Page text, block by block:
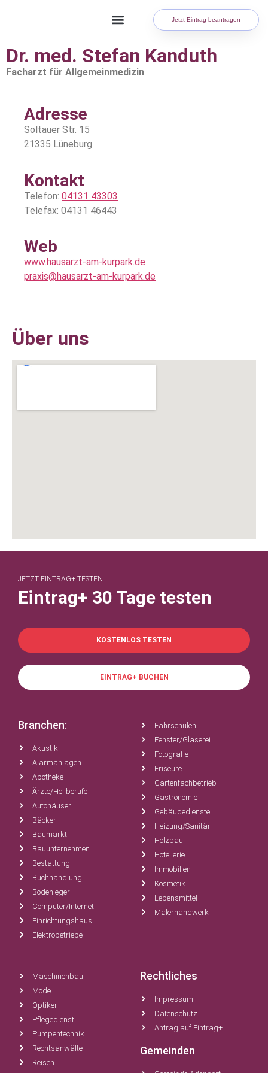
Jetzt Eintrag beantragen
Dr. med. Stefan Kanduth
Facharzt für Allgemeinmedizin
Adresse
Soltauer Str. 15
21335 Lüneburg
Kontakt
Telefon: 04131 43303
Telefax: 04131 46443
Web
www.hausarzt-am-kurpark.de
praxis@hausarzt-am-kurpark.de
Über uns
JETZT EINTRAG+ TESTEN
Eintrag+ 30 Tage testen
KOSTENLOS TESTEN
EINTRAG+ BUCHEN
Branchen:
Akustik
Alarmanlagen
Apotheke
Ärzte/Heilberufe
Autohäuser
Bäcker
Baumarkt
Bauunternehmen
Bestattung
Buchhandlung
Bodenleger
Computer/Internet
Einrichtungshaus
Elektrobetriebe
Fahrschulen
Fenster/Glaserei
Fotografie
Friseure
Gartenfachbetrieb
Gastronomie
Gebäudedienste
Heizung/Sanitär
Holzbau
Hotellerie
Immobilien
Kosmetik
Lebensmittel
Malerhandwerk
Maschinenbau
Mode
Optiker
Pflegedienst
Pumpentechnik
Rechtsanwälte
Reisen
Rechtliches
Impressum
Datenschutz
Antrag auf Eintrag+
Gemeinden